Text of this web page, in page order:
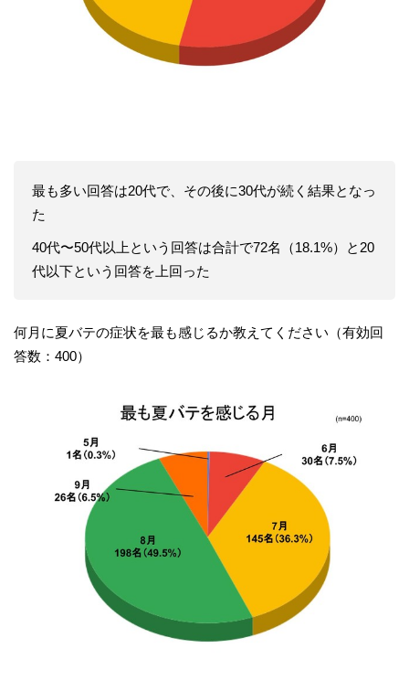
最も多い回答は20代で、その後に30代が続く結果となっ
た
40代〜50代以上という回答は合計で72名（18.1%）と20
代以下という回答を上回った
何月に夏バテの症状を最も感じるか教えてください（有効回
答数：400）